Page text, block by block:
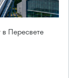
Пересвете